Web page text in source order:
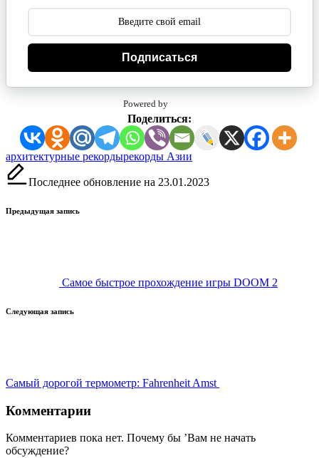
Подписаться
Powered by
Поделиться:
Метки:
архитектурные рекордырекорды Азии
Последнее обновление на 23.01.2023
Навигация
Предыдущая запись
Самое быстрое прохождение игры DOOM 2
Следующая запись
Самый дорогой термометр: Fahrenheit Amst
Комментарии
Комментариев пока нет. Почему бы ’Вам не начать
обсуждение?